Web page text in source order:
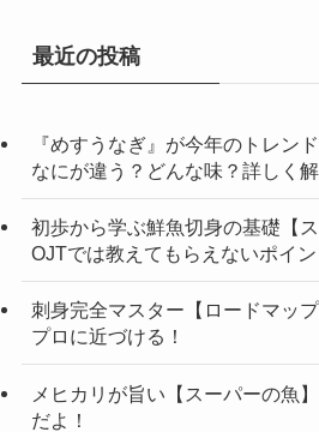
最近の投稿
『めすうなぎ』が今年のトレン
なにが違う？どんな味？詳しく
初歩から学ぶ鮮魚切身の基礎【
OJTでは教えてもらえないポイ
刺身完全マスター【ロードマッ
プロに近づける！
メヒカリが旨い【スーパーの魚
だよ！